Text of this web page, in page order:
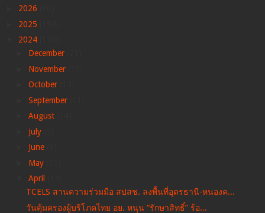
2026
2025
2024
December
November
October
September
August
July
June
May
April
TCELS สานความร่วมมือ สปสช. ลงพื้นที่อุดรธานี-หนองค...
วันคุ้มครองผู้บริโภคไทย อย. หนุน “รักษาสิทธิ์” ร้อ...